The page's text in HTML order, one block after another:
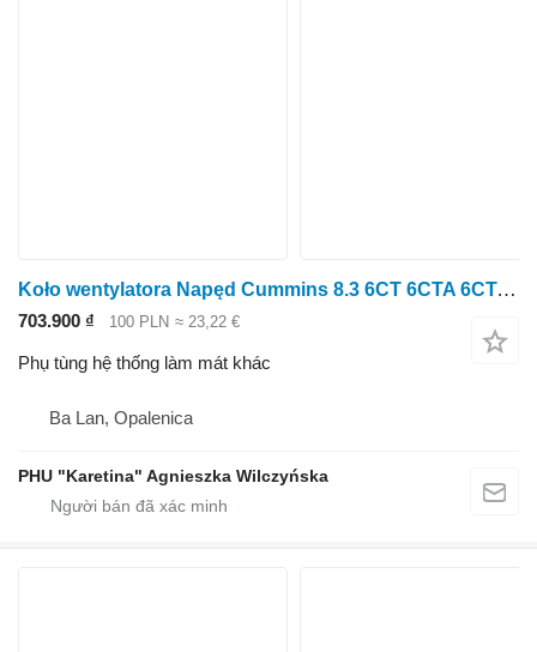
Koło wentylatora Napęd Cummins 8.3 6CT 6CTA 6CTAA Bộ truyền động bánh quạt
703.900 ₫ 100 PLN ≈ 23,22 €
Phụ tùng hệ thống làm mát khác
Ba Lan, Opalenica
PHU "Karetina" Agnieszka Wilczyńska